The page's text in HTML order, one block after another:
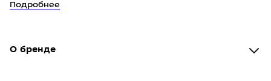
Подробнее
О бренде